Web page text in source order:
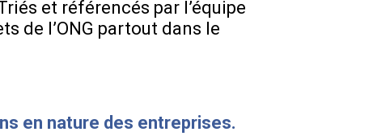
et référencés par l’équipe
de l’ONG partout dans le
en nature des entreprises.